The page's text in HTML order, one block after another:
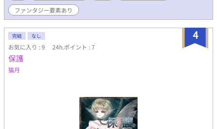
ファンタジー要素あり
4
完結 なし
お気に入り : 9 24h.ポイント : 7
保護
猫月